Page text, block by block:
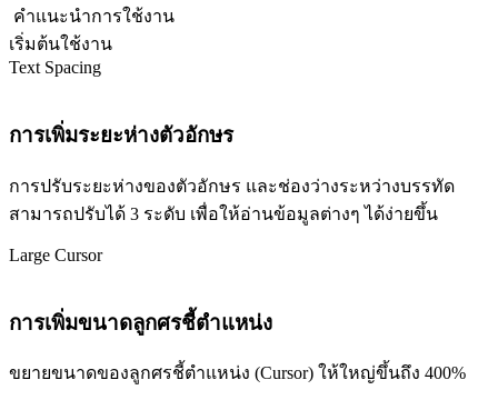
คำแนะนำการใช้งาน
เริ่มต้นใช้งาน
Text Spacing
การเพิ่มระยะห่างตัวอักษร
การปรับระยะห่างของตัวอักษร และช่องว่างระหว่างบรรทัด
สามารถปรับได้ 3 ระดับ เพื่อให้อ่านข้อมูลต่างๆ ได้ง่ายขึ้น
Large Cursor
การเพิ่มขนาดลูกศรชี้ตำแหน่ง
ขยายขนาดของลูกศรชี้ตำแหน่ง (Cursor) ให้ใหญ่ขึ้นถึง 400%